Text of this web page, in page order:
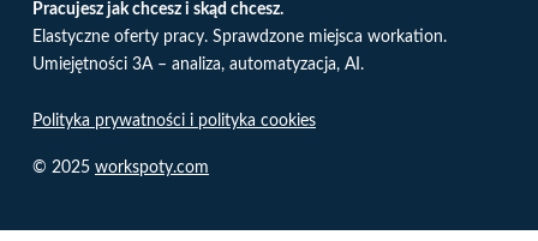
Pracujesz jak chcesz i skąd chcesz.
Elastyczne oferty pracy. Sprawdzone miejsca workation.
Umiejętności 3A – analiza, automatyzacja, AI.
Polityka prywatności i polityka cookies
© 2025 workspoty.com